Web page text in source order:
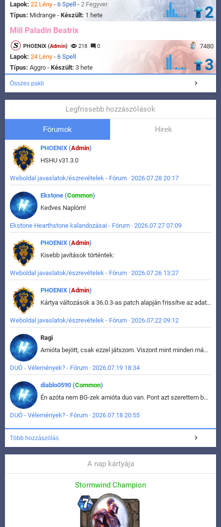
Lapok: 22 Lény - 6 Spell - 2 Fegyver
Típus: Midrange - Készült: 1 hete 2
Mill Paladin Beatrix
7480
PHOENIX (Admin) 218 0
Lapok: 24 Lény - 6 Spell
Típus: Aggro - Készült: 3 hete 3
Összes pakli
Legfrissebb hozzászólások
Fórumok Hirek
PHOENIX (Admin)
HSHU v31.3.0
Weboldal javaslatok/észrevételek - Fórum · 2026.07.28 20:17
Ekstone (Common)
Kedves Naplóm!
Ekstone Hearthstone kalandozásai - Fórum · 2026.07.27 07:09
PHOENIX (Admin)
Kisebb javítások történtek:
Weboldal javaslatok/észrevételek - Fórum · 2026.07.26 13:27
PHOENIX (Admin)
Kártya változások a 36.0.3-as patch alapján frissítve az adatbázisban (képek is cserélve).
Weboldal javaslatok/észrevételek - Fórum · 2026.07.22 09:12
Ragi
Amióta bejött, csak ezzel játszom. Viszont mint minden más - akár az alapjáték is, ez is baromira összetett lett. Néha már pár kör után is esélytelen az egész. Vagy irreállisan túltápol valaki, vagy lelép a partner, vagy csak hülye mint a segg. És amikor eljönne az én időm, na akkor jön el mindenki másé is. Engem jobban érdekelne, hogy ki milyen ratingen szokott játszani. Na ez lenne egy érdekes adat.
DUÓ - Vélemények? - Fórum · 2026.07.19 18:34
diablo0590 (Common)
Én azóta nem BG-zek amióta duo van. Pont azt szerettem benne, hogy rajtam múlik mi történik, nem pedig a társamon. Kérem vissza a régi BG-t :D
DUÓ - Vélemények? - Fórum · 2026.07.18 20:55
Több hozzászólás
A nap kártyája
Stormwind Champion